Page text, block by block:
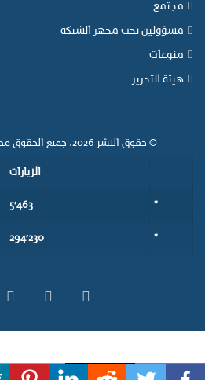
مجتمع
مسؤولين تحت مجهر الشبكة
منوعات
هيئة التحرير
© حقوق النشر 2026، جميع الحقوق محفوظة |
الزيارات
* 5٬463
* 294٬230
فيسبوك